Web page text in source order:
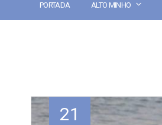
PORTADA ALTO MINHO
21